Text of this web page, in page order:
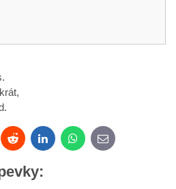
Reddit LinkedInWhatsApp
E-
mail